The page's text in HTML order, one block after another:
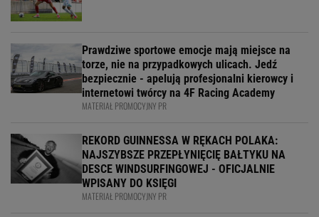
Prawdziwe sportowe emocje mają miejsce na
torze, nie na przypadkowych ulicach. Jedź
bezpiecznie - apelują profesjonalni kierowcy i
internetowi twórcy na 4F Racing Academy
MATERIAŁ PROMOCYJNY PR
REKORD GUINNESSA W RĘKACH POLAKA:
NAJSZYBSZE PRZEPŁYNIĘCIĘ BAŁTYKU NA
DESCE WINDSURFINGOWEJ - OFICJALNIE
WPISANY DO KSIĘGI
MATERIAŁ PROMOCYJNY PR